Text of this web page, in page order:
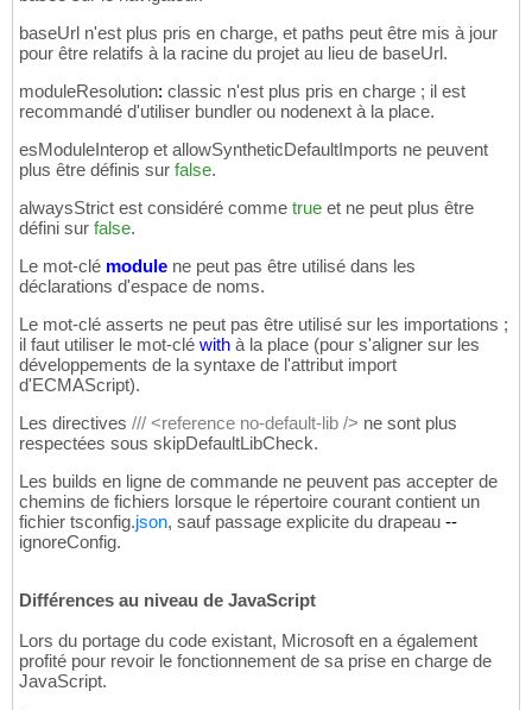
baseUrl n'est plus pris en charge, et paths peut être mis à jour
pour être relatifs à la racine du projet au lieu de baseUrl.
moduleResolution: classic n'est plus pris en charge ; il est
recommandé d'utiliser bundler ou nodenext à la place.
esModuleInterop et allowSyntheticDefaultImports ne peuvent
plus être définis sur false.
alwaysStrict est considéré comme true et ne peut plus être
défini sur false.
Le mot-clé module ne peut pas être utilisé dans les
déclarations d'espace de noms.
Le mot-clé asserts ne peut pas être utilisé sur les importations ;
il faut utiliser le mot-clé with à la place (pour s'aligner sur les
développements de la syntaxe de l'attribut import
d'ECMAScript).
Les directives /// <reference no-default-lib /> ne sont plus
respectées sous skipDefaultLibCheck.
Les builds en ligne de commande ne peuvent pas accepter de
chemins de fichiers lorsque le répertoire courant contient un
fichier tsconfig.json, sauf passage explicite du drapeau --
ignoreConfig.
Différences au niveau de JavaScript
Lors du portage du code existant, Microsoft en a également
profité pour revoir le fonctionnement de sa prise en charge de
JavaScript.